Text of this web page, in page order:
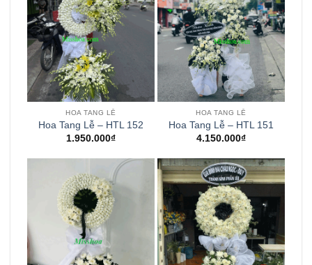
HOA TANG LỄ
Hoa Tang Lễ – HTL 152
1.950.000₫
HOA TANG LỄ
Hoa Tang Lễ – HTL 151
4.150.000₫